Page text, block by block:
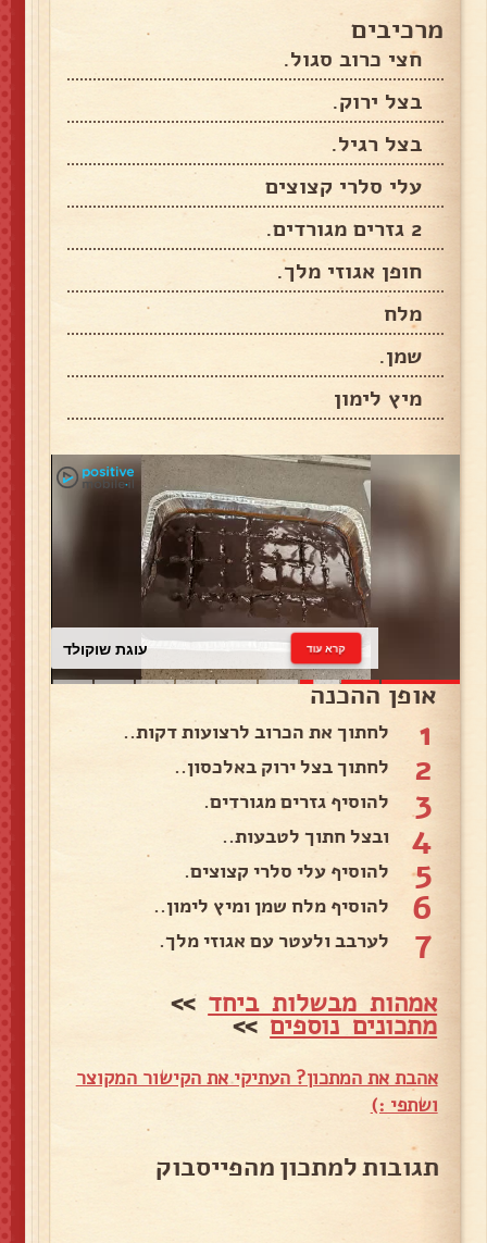
מרכיבים
חצי כרוב סגול.
בצל ירוק.
בצל רגיל.
עלי סלרי קצוצים
2 גזרים מגורדים.
חופן אגוזי מלך.
מלח
שמן.
מיץ לימון
עוגת שוקולד קרא עוד
אופן ההכנה
1 לחתוך את הכרוב לרצועות דקות..
2 לחתוך בצל ירוק באלכסון..
3 להוסיף גזרים מגורדים.
4 ובצל חתוך לטבעות..
5 להוסיף עלי סלרי קצוצים.
6 להוסיף מלח שמן ומיץ לימון..
7 לערבב ולעטר עם אגוזי מלך.
אמהות מבשלות ביחד >>
מתכונים נוספים>>
אהבת את המתכון? העתיקי את הקישור המקוצר
ושתפי :)
תגובות למתכון מהפייסבוק